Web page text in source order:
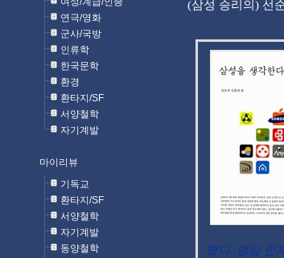
연극/영화
군사/국방
인류학
한국문학
환경
환타지/SF
서양철학
자기계발
마이리뷰
기독교
환타지/SF
서양철학
자기계발
동양철학
(삼성 승리의) 선
했다. 영입 인